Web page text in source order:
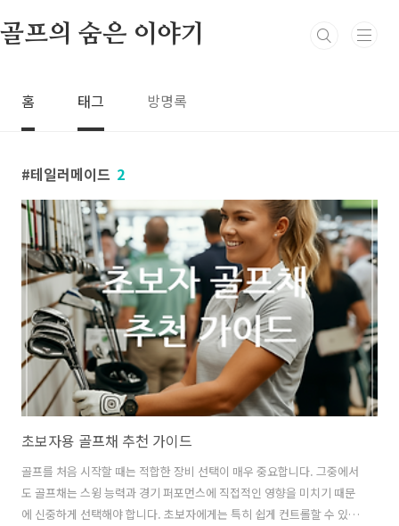
골프의 숨은 이야기
홈 태그 방명록
테일러메이드 2
초보자용 골프채 추천 가이드
골프를 처음 시작할 때는 적합한 장비 선택이 매우 중요합니다. 그중에서
도 골프채는 스윙 능력과 경기 퍼포먼스에 직접적인 영향을 미치기 때문
에 신중하게 선택해야 합니다. 초보자에게는 특히 쉽게 컨트롤할 수 있